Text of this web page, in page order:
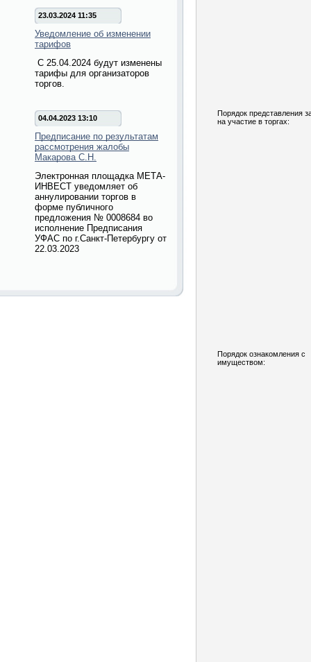
23.03.2024 11:35
Уведомление об изменении
тарифов
С 25.04.2024 будут изменены
тарифы для организаторов
торгов.
04.04.2023 13:10
Предписание по результатам
рассмотрения жалобы
Макарова С.Н.
Электронная площадка МЕТА-
ИНВЕСТ уведомляет об
аннулировании торгов в
форме публичного
предложения № 0008684 во
исполнение Предписания
УФАС по г.Санкт-Петербургу от
22.03.2023
Порядок представления
на участие в торгах:
Порядок ознакомления с
имуществом: